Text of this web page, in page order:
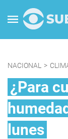
NACIONAL >
¿Para
lunes